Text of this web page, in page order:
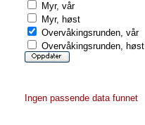
Myr, vår
Myr, høst
Overvåkingsrunden, vår
Overvåkingsrunden, høst
Ingen passende data funnet